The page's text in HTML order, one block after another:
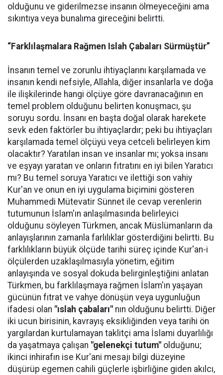
olduğunu ve giderilmezse insanın ölmeyeceğini ama
sıkıntıya veya bunalıma gireceğini belirtti.
“Farklılaşmalara Rağmen Islah Çabaları Sürmüştür”
İnsanın temel ve zorunlu ihtiyaçlarını karşılamada ve
insanın kendi nefsiyle, Allahla, diğer insanlarla ve doğa
ile ilişkilerinde hangi ölçüye göre davranacağının en
temel problem olduğunu belirten konuşmacı, şu
soruyu sordu. İnsanı en başta doğal olarak harekete
sevk eden faktörler bu ihtiyaçlardır; peki bu ihtiyaçları
karşılamada temel ölçüyü veya cetceli belirleyen kim
olacaktır? Yaratılan insan ve insanlar mı; yoksa insanı
ve eşyayı yaratan ve onların fıtratını en iyi bilen Yaratıcı
mı? Bu temel soruya Yaratıcı ve ilettiği son vahiy
Kur'an ve onun en iyi uygulama biçimini gösteren
Muhammedi Mütevatir Sünnet ile cevap verenlerin
tutumunun İslam'ın anlaşılmasında belirleyici
olduğunu söyleyen Türkmen, ancak Müslümanların da
anlayışlarının zamanla farlılıklar gösterdiğini belirtti. Bu
farklılıkların büyük ölçüde tarihi süreç içinde Kur'an-i
ölçülerden uzaklaşılmasıyla yönetim, eğitim
anlayışında ve sosyal dokuda belirginleştiğini anlatan
Türkmen, bu farklılaşmaya rağmen İslam'ın yaşayan
gücünün fıtrat ve vahye dönüşün veya uygunluğun
ifadesi olan "ıslah çabaları" nın olduğunu belirtti. Diğer
iki ucun birisinin, kavrayış eksikliğinden veya tarihi ön
yargılardan kurtulamayan taklitçi ama İslami duyarlılığı
da yaşatmaya çalışan "gelenekçi tutum" olduğunu;
ikinci inhirafın ise Kur'ani mesajı bilgi düzeyine
düşürüp egemen cahili güçlerle işbirliğine giden akılcı,